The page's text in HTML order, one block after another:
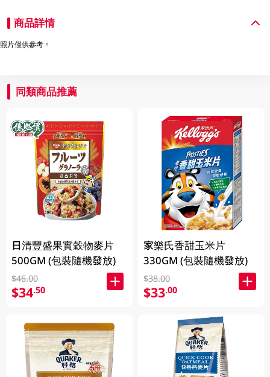
商品詳情
照片僅供參考。
同類商品推薦
日清豐盛果實穀物麥片
500GM (包裝隨機發放)
$46.00
$34.50
家樂氏香甜玉米片
330GM (包裝隨機發放)
$38.00
$33.00